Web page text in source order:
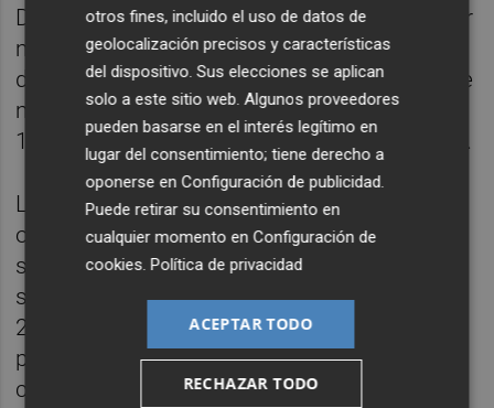
De manera similar sucede con el contenedor
marrón, ya que en los seis primeros meses
de 2021 se depositaron 13.163 toneladas de
materia orgánica en la ciudad, frente a las
18.610 del mismo período del año siguiente.
La tendencia de la recogida de residuos
orgánicos de manera selectiva en València
se mantiene al alza, ya que en el primer
semestre de 2025 se han contabilizado
23.335 toneladas. Se trata de un dato "muy
positivo" puesto que la instalación de
contenedores marrones finalizó en 2021.
otros fines, incluido el uso de datos de
geolocalización precisos y características
del dispositivo. Sus elecciones se aplican
solo a este sitio web. Algunos proveedores
pueden basarse en el interés legítimo en
lugar del consentimiento; tiene derecho a
oponerse enConfiguración de publicidad
Puede retirar su consentimiento en
cualquier momento enConfiguración de
cookies .Política de privacidad
ACEPTAR TODO
RECHAZAR TODO